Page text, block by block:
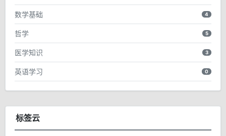
数学基础 4
哲学 5
医学知识 3
英语学习 0
标签云